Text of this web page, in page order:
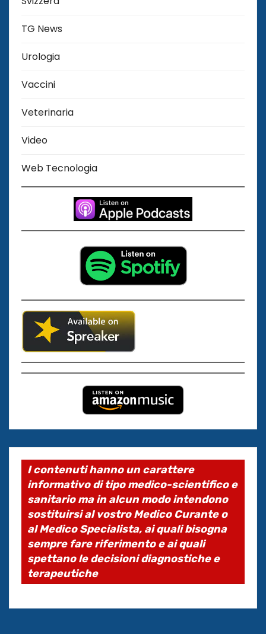
TG News
Urologia
Vaccini
Veterinaria
Video
Web Tecnologia
I contenuti hanno un carattere
informativo di tipo medico-scientifico e
sanitario ma in alcun modo intendono
sostituirsi al vostro Medico Curante o
al Medico Specialista, ai quali bisogna
sempre fare riferimento e ai quali
spettano le decisioni diagnostiche e
terapeutiche